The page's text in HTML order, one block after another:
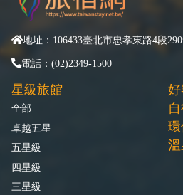
地址：106433臺北市忠孝東路4段
電話：(02)2349-1500
星級旅館
全部
卓越五星
五星級
四星級
三星級